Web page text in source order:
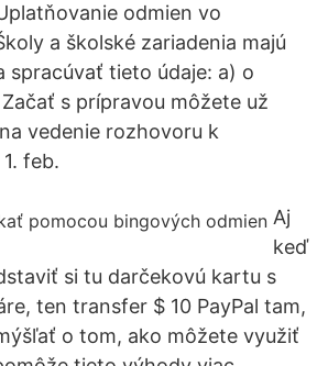
odmien vo
a školské zariadenia majú
spracúvať tieto údaje: a) o
s prípravou môžete už
vedenie rozhovoru k
feb.
Aj
keď
si tu darčekovú kartu s
ten transfer $ 10 PayPal tam,
o tom, ako môžete využiť